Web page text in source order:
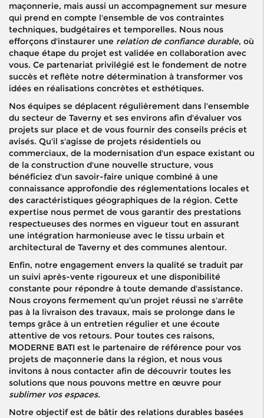
maçonnerie, mais aussi un accompagnement sur mesure
qui prend en compte l'ensemble de vos contraintes
techniques, budgétaires et temporelles. Nous nous
efforçons d'instaurer une relation de confiance durable, où
chaque étape du projet est validée en collaboration avec
vous. Ce partenariat privilégié est le fondement de notre
succès et reflète notre détermination à transformer vos
idées en réalisations concrètes et esthétiques.
Nos équipes se déplacent régulièrement dans l'ensemble
du secteur de Taverny et ses environs afin d'évaluer vos
projets sur place et de vous fournir des conseils précis et
avisés. Qu'il s'agisse de projets résidentiels ou
commerciaux, de la modernisation d'un espace existant ou
de la construction d'une nouvelle structure, vous
bénéficiez d'un savoir-faire unique combiné à une
connaissance approfondie des réglementations locales et
des caractéristiques géographiques de la région. Cette
expertise nous permet de vous garantir des prestations
respectueuses des normes en vigueur tout en assurant
une intégration harmonieuse avec le tissu urbain et
architectural de Taverny et des communes alentour.
Enfin, notre engagement envers la qualité se traduit par
un suivi après-vente rigoureux et une disponibilité
constante pour répondre à toute demande d'assistance.
Nous croyons fermement qu'un projet réussi ne s'arrête
pas à la livraison des travaux, mais se prolonge dans le
temps grâce à un entretien régulier et une écoute
attentive de vos retours. Pour toutes ces raisons,
MODERNE BATI est le partenaire de référence pour vos
projets de maçonnerie dans la région, et nous vous
invitons à nous contacter afin de découvrir toutes les
solutions que nous pouvons mettre en œuvre pour
sublimer vos espaces.
Notre objectif est de bâtir des relations durables basées